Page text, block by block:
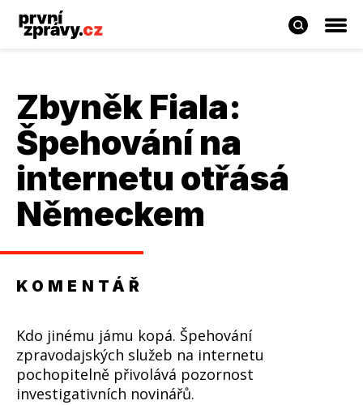
Zbyněk Fiala:
Špehování na
internetu otřásá
Německem
KOMENTÁŘ
Kdo jinému jámu kopá. Špehování
zpravodajských služeb na internetu
pochopitelně přivolává pozornost
investigativních novinářů.